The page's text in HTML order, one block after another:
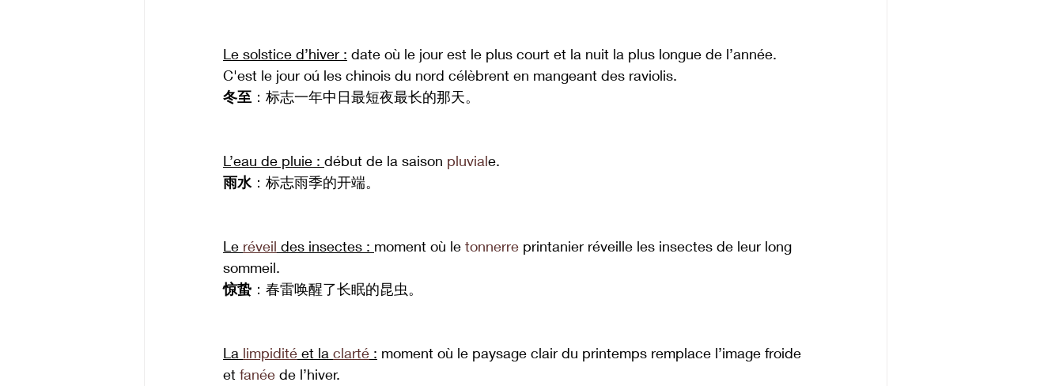
Le solstice d’hiver : date où le jour est le plus court et la nuit la plus longue de l’année.
C'est le jour oú les chinois du nord célèbrent en mangeant des raviolis.
冬至 ：标志一年中日最短夜最长的那天。
L’eau de pluie : début de la saison pluviale.
雨水：标志雨季的开端。
Le réveil des insectes : moment où le tonnerre printanier réveille les insectes de leur long
sommeil.
惊蛰 ：春雷唤醒了长眠的昆虫。
La limpidité et la clarté : moment où le paysage clair du printemps remplace l’image froide
et fanée de l’hiver.